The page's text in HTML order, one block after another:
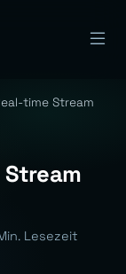
time Stream
Lesezeit